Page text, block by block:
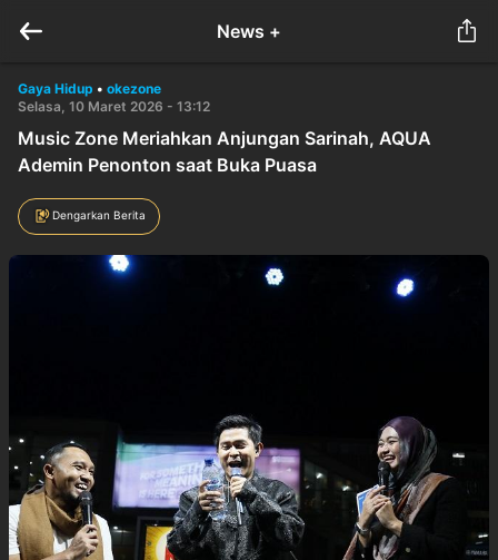
News +
Gaya Hidup • okezone
Selasa, 10 Maret 2026 - 13:12
Music Zone Meriahkan Anjungan Sarinah, AQUA
Ademin Penonton saat Buka Puasa
Dengarkan Berita